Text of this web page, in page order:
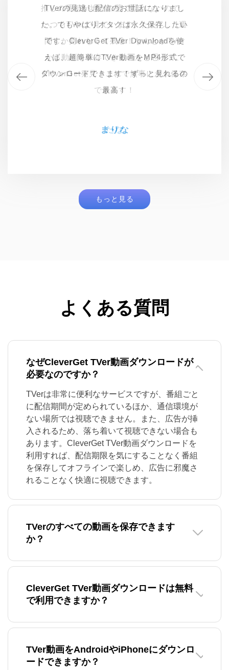
地上波放送をスマホでみないから、
TVerの番組がダウンロードできるソフ
トを探しています。他のソフトを試して
みてもダウンロードが出来なかったのに
こちらのアプリを使用したらダウンロー
ドが出来ました。ダウンロードが簡単に
このtver動画ダウンロードソフトを使っ
て購入した大事な動画を保存し再生して
ますが結構セキュリティもしっかりして
いて使い勝手のいいソフトだと思う。
上原かえり
推しの番組が地方の壁で見れないので、
いつもTVerで見ています。ただし、1週
間しか見れなくて残念！なんとかTVer
から動画を保存できるのかと思って、
CleverGet発見！これで無事に永久保存
できます！
たな
TVerの見逃し配信のお世話になりまし
た。でもやはりオタクは永久保存したい
です。CleverGet TVer Downloadを使
えば、超簡単にTVer動画をMP4形式で
ダウンロードできます！ずっと見れるの
最高！
まりな
もっと見る
よくある質問
なぜCleverGet TVer動画ダウンロードが
必要なのですか？
TVerは非常に便利なサービスですが、番組ごと
に配信期間が定められているほか、通信環境が
ない場所では視聴できません。また、広告が挿
入されるため、落ち着いて視聴できない場合も
あります。CleverGet TVer動画ダウンロードを
利用すれば、配信期限を気にすることなく番組
を保存してオフラインで楽しめ、広告に邪魔さ
れることなく快適に視聴できます。
TVerのすべての動画を保存できます
か？
CleverGet TVer動画ダウンロードは無料
で利用できますか？
TVer動画をAndroidやiPhoneにダウンロ
ードできますか？